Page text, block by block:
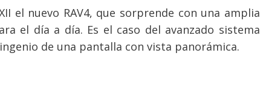
el nuevo RAV4, que sorprende con una amplia
el día a día. Es el caso del avanzado sistema
de una pantalla con vista panorámica.